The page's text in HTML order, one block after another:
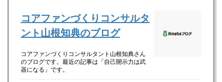
コアファンづくりコンサルタ
ント山根知典のブログ
コアファンづくりコンサルタント山根知典さん
のブログです。最近の記事は「自己開示力は武
器になる」です。